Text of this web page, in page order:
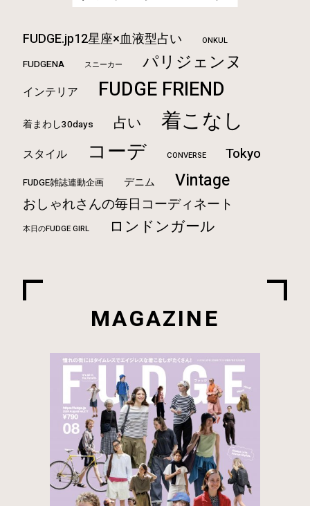
FUDGE.jp12星座×血液型占い ONKUL
FUDGENA スニーカー パリジェンヌ
インテリア FUDGE FRIEND
着まわし30days 占い 着こなし
スタイル コーデ CONVERSE Tokyo
FUDGE雑誌連動企画 デニム Vintage
おしゃれさんの毎日コーディネート
本日のFUDGE GIRL ロンドンガール
MAGAZINE